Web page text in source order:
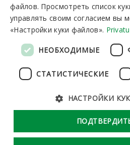
Общий регламент по защите данных
файлов. Просмотреть список
управлять своим согласием вы
«Настройки куки файлов».
НЕОБХОДИМЫЕ
СТАТИСТИЧЕСКИЕ
НАСТРОЙКИ